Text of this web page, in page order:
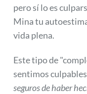
pero sí lo es
Mina tu
vida plena.
Este tipo de
sentimos culpables
seguros de haber